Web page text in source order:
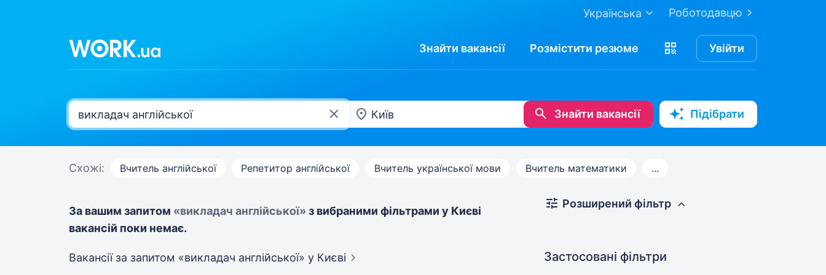
Роботодавцю
Українська
Знайти вакансії Розмістити резюме Увійти
Знайти вакансії Підібрати
Схожі: Вчитель англійської Репетитор англійської Вчитель української мови Вчитель математики ...
За вашим запитом «викладач англійської» з вибраними фільтрами у Києві
вакансій поки немає.
Вакансії за запитом «викладач англійської» у Києві
Розширений фільтр
Застосовані фільтри